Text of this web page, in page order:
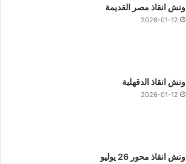
ونش انقاذ مصر القديمة
2026-01-12
ونش انقاذ الدقهلية
2026-01-12
ونش انقاذ محور 26 يوليو